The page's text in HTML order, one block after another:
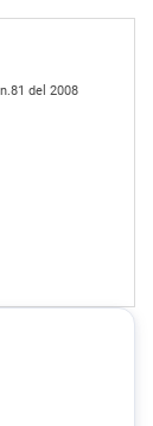
del 2008